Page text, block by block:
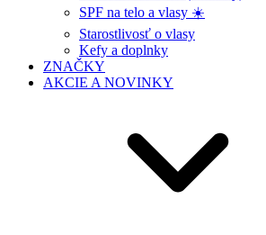
SPF na telo a vlasy ☀️
Starostlivosť o vlasy
Kefy a doplnky
ZNAČKY
AKCIE A NOVINKY